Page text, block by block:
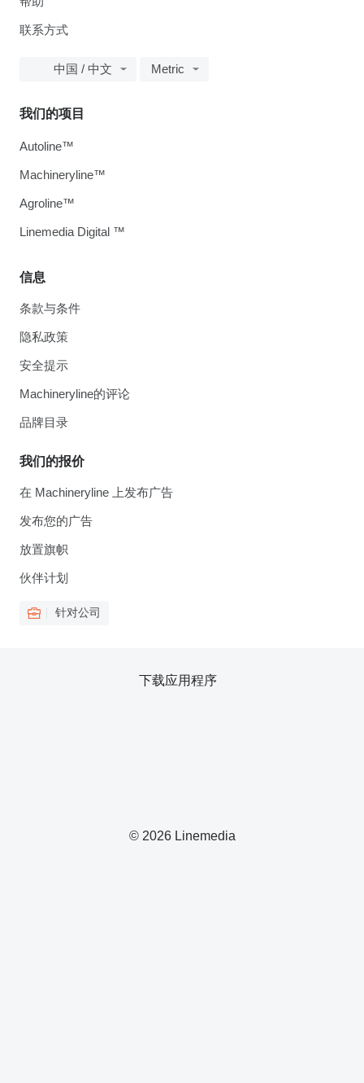
联系方式
中国 / 中文 Metric
信息
条款与条件
隐私政策
安全提示
Machineryline的评论
品牌目录
我们的报价
在 Machineryline 上发布广告
发布您的广告
放置旗帜
伙伴计划
针对公司
我们的项目
Autoline™
Machineryline™
Agroline™
Linemedia Digital ™
© 2026 Linemedia
下载应用程序